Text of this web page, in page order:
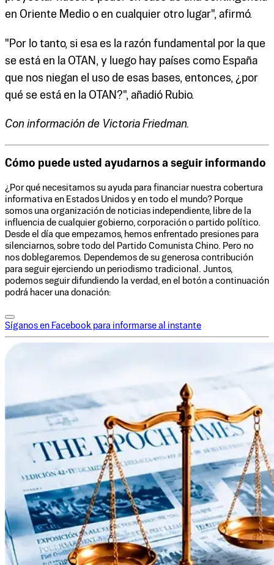
en Oriente Medio o en cualquier otro lugar", afirmó.
"Por lo tanto, si esa es la razón fundamental por la que
se está en la OTAN, y luego hay países como España
que nos niegan el uso de esas bases, entonces, ¿por
qué se está en la OTAN?", añadió Rubio.
Con información de Victoria Friedman.
Cómo puede usted ayudarnos a seguir informando
¿Por qué necesitamos su ayuda para financiar nuestra cobertura
informativa en Estados Unidos y en todo el mundo? Porque
somos una organización de noticias independiente, libre de la
influencia de cualquier gobierno, corporación o partido político.
Desde el día que empezamos, hemos enfrentado presiones para
silenciarnos, sobre todo del Partido Comunista Chino. Pero no
nos doblegaremos. Dependemos de su generosa contribución
para seguir ejerciendo un periodismo tradicional. Juntos,
podemos seguir difundiendo la verdad, en el botón a continuación
podrá hacer una donación:
Síganos en Facebook para informarse al instante